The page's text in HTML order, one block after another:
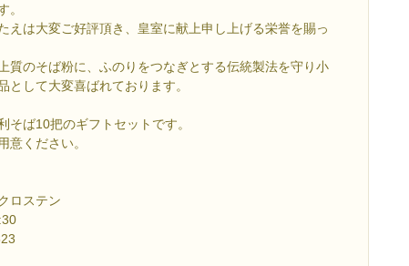
。
えは大変ご好評頂き、皇室に献上申し上げる栄誉を賜っ
質のそば粉に、ふのりをつなぎとする伝統製法を守り小
として大変喜ばれております。
そば10把のギフトセットです。
意ください。
ロステン